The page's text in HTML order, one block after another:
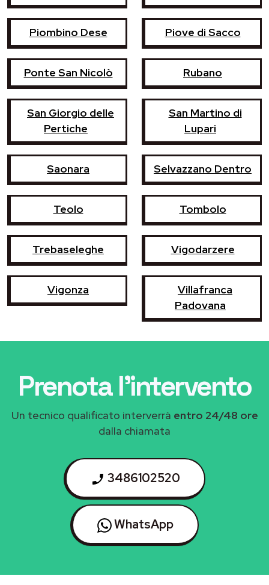
Piombino Dese Piove di Sacco
Ponte San Nicolò Rubano
San Giorgio delle
Pertiche
San Martino di
Lupari
Saonara Selvazzano Dentro
Teolo Tombolo
Trebaseleghe Vigodarzere
Vigonza
Villafranca
Padovana
Prenota l'intervento
Un tecnico qualificato interverrà entro 24/48 ore
dalla chiamata
3486102520
WhatsApp